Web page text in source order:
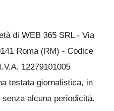
di WEB 365 SRL - Via
Roma (RM) - Codice
12279101005
testata giornalistica, in
alcuna periodicità.